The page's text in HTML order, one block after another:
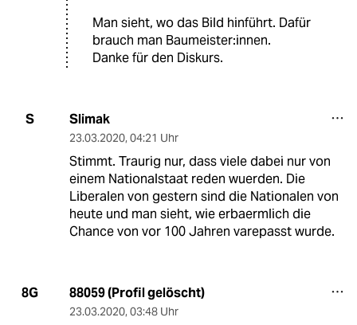
Man sieht, wo das Bild hinführt. Dafür
brauch man Baumeister:innen.
Danke für den Diskurs.
S Slimak
23.03.2020, 04:21 Uhr
Stimmt. Traurig nur, dass viele dabei nur von
einem Nationalstaat reden wuerden. Die
Liberalen von gestern sind die Nationalen von
heute und man sieht, wie erbaermlich die
Chance von vor 100 Jahren varepasst wurde.
8G 88059 (Profil gelöscht)
23.03.2020, 03:48 Uhr